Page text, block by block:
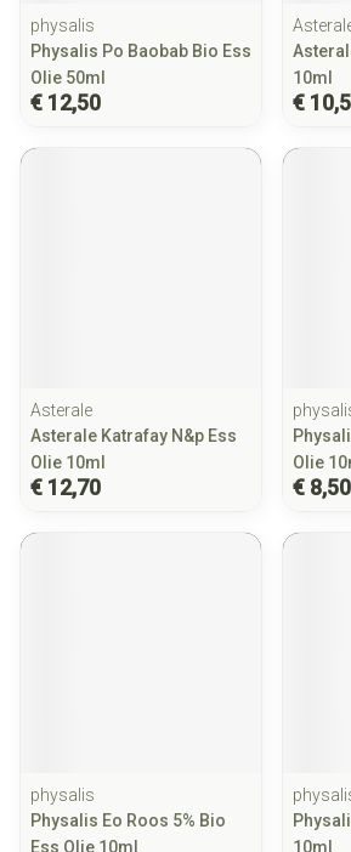
physalis
Physalis Po Baobab Bio Ess
Olie 50ml
€ 12,50
10ml
€
Asterale
Asterale Katrafay N&p Ess
Olie 10ml
€ 12,70
Olie
€ 8,50
physalis
Physalis Eo Roos 5% Bio
Ess Olie 10ml
10ml